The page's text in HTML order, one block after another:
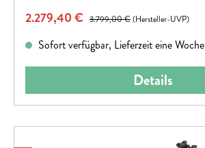
Verkaufspreis:
2.279,40 € Regulärer Preis:
3.799,00 €(Hersteller-UVP)
Sofort verfügbar, Lieferzeit eine Woche
Details